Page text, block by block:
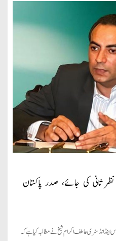
ثانی کی جائے، صدر پاکستان
انڈسٹری عاطف اکرام شیخ نے مطالبہ کیا ہے کہ